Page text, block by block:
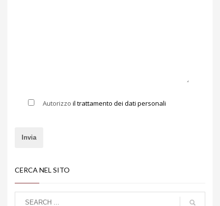
Autorizzo il trattamento dei dati personali
CERCA NEL SITO